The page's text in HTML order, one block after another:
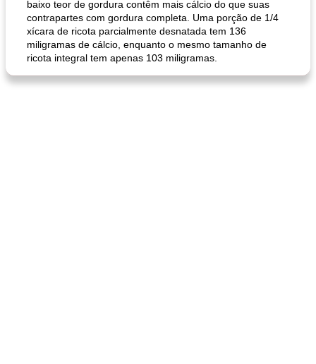
pão plano (out)
baixo teor de gordura contêm mais cálcio do que suas
contrapartes com gordura completa. Uma porção de 1/4
xícara de ricota parcialmente desnatada tem 136
miligramas de cálcio, enquanto o mesmo tamanho de
ricota integral tem apenas 103 miligramas.